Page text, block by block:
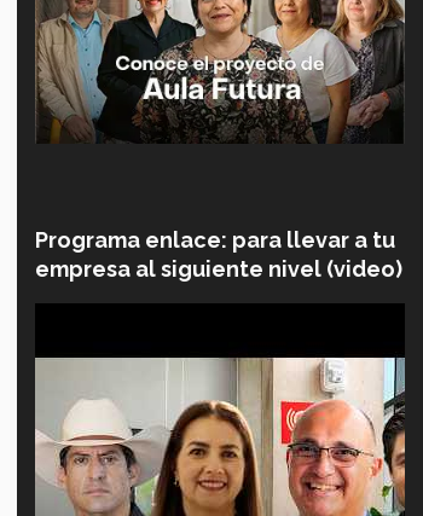
Programa enlace: para llevar a tu
empresa al siguiente nivel (video)